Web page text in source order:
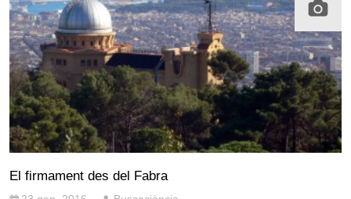
El firmament des del Fabra